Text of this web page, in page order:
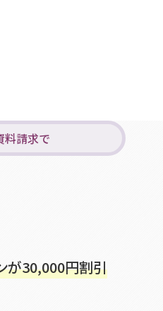
料請求で
が30,000円割引